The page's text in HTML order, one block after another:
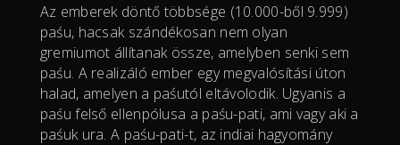
Az emberek döntő többsége (10.000-ből 9.999)
paśu, hacsak szándékosan nem olyan
gremiumot állítanak össze, amelyben senki sem
paśu. A realizáló ember egy megvalósítási úton
halad, amelyen a paśutól eltávolodik. Ugyanis a
paśu felső ellenpólusa a paśu-pati, ami vagy aki a
paśuk ura. A paśu-pati-t, az indiai hagyomány